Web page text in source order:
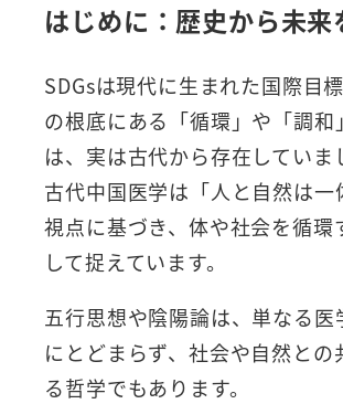
はじめに：歴史から未来
SDGsは現代に生まれた国際目
の根底にある「循環」や「調和
は、実は古代から存在していま
古代中国医学は「人と自然は一
視点に基づき、体や社会を循環
して捉えています。
五行思想や陰陽論は、単なる医
にとどまらず、社会や自然との
る哲学でもあります。